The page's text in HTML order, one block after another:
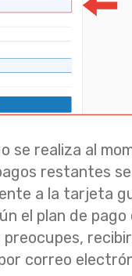
se realiza al
restantes
a la tarjeta
el plan de
preocupes,
correo